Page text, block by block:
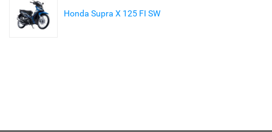
Honda Supra X 125 FI SW